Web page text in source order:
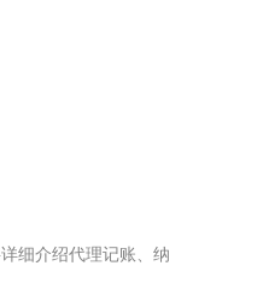
细介绍代理记账、纳